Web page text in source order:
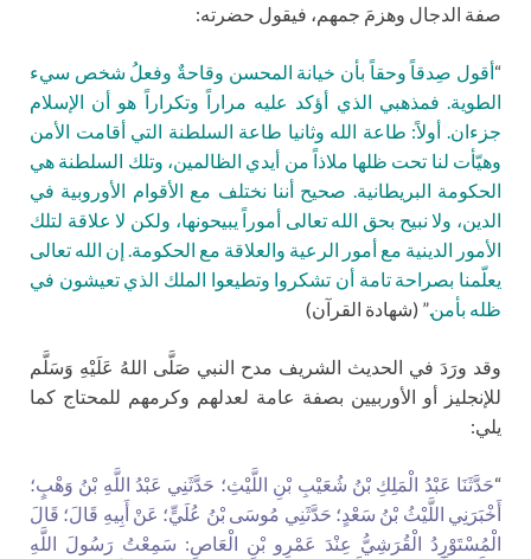
صفة الدجال وهزمَ جمهم، فيقول حضرته:
“أقول صِدقاً وحقاً بأن خيانة المحسن وقاحةٌ وفعلُ شخص سيء
الطوية. فمذهبي الذي أؤكد عليه مراراً وتكراراً هو أن الإسلام
جزءان. أولاً: طاعة الله وثانيا طاعة السلطنة التي أقامت الأمن
وهيّأت لنا تحت ظلها ملاذاً من أيدي الظالمين، وتلك السلطنة هي
الحكومة البريطانية. صحيح أننا نختلف مع الأقوام الأوروبية في
الدين، ولا نبيح بحق الله تعالى أموراً يبيحونها، ولكن لا علاقة لتلك
الأمور الدينية مع أمور الرعية والعلاقة مع الحكومة. إن الله تعالى
يعلّمنا بصراحة تامة أن تشكروا وتطيعوا الملك الذي تعيشون في
ظله بأمن.” (شهادة القرآن)
وقد ورَدَ في الحديث الشريف مدح النبي صَلَّى اللهُ عَلَيْهِ وَسَلَّم
للإنجليز أو الأوربيين بصفة عامة لعدلهم وكرمهم للمحتاج كما
يلي:
“حَدَّثَنَا عَبْدُ الْمَلِكِ بْنُ شُعَيْبِ بْنِ اللَّيْثِ؛ حَدَّثَنِي عَبْدُ اللَّهِ بْنُ وَهْبٍ؛
أَخْبَرَنِي اللَّيْثُ بْنُ سَعْدٍ؛ حَدَّثَنِي مُوسَى بْنُ عُلَيٍّ؛ عَنْ أَبِيهِ قَالَ؛ قَالَ
الْمُسْتَوْرِدُ الْقُرَشِيُّ عِنْدَ عَمْرِو بْنِ الْعَاصِ: سَمِعْتُ رَسُولَ اللَّهِ